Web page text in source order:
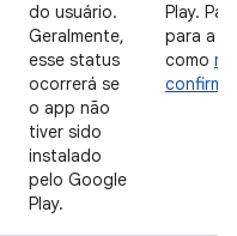
do usuário.
Geralmente,
esse status
ocorrerá se
o app não
tiver sido
instalado
pelo Google
Play.
Play.
para a
como